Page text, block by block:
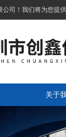
司！我们将为您提
关于